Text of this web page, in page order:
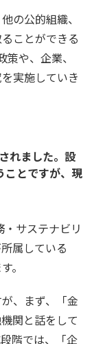
の公的組織、
ことができる
や、企業、
実施していき
れました。設
ことですが、現
サステナビリ
属している
。
、まず、「金
関と話をして
階では、「企